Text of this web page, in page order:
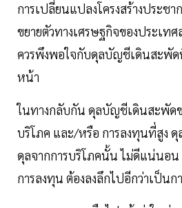
การเปลี่ยนแปลงโครงสร้างประช
ขยายตัวทางเศรษฐกิจของประเทศ
ควรพึงพอใจกับดุลบัญชีเดินสะพั
หน้า
ในทางกลับกัน ดุลบัญชีเดินสะพัดข
บริโภค และ/หรือ การลงทุนที่สูง
ดุลจากการบริโภคนั้น ไม่ดีแน่นอน
การลงทุน ต้องลงลึกไปอีกว่าเป็นก